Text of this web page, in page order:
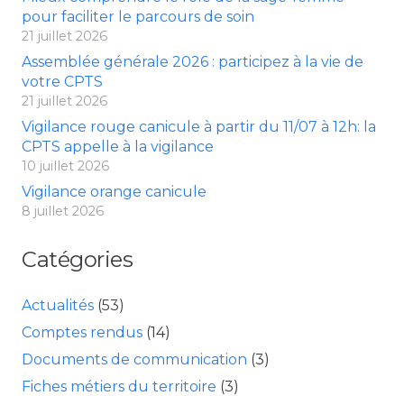
pour faciliter le parcours de soin
21 juillet 2026
Assemblée générale 2026 : participez à la vie de
votre CPTS
21 juillet 2026
Vigilance rouge canicule à partir du 11/07 à 12h: la
CPTS appelle à la vigilance
10 juillet 2026
Vigilance orange canicule
8 juillet 2026
Catégories
Actualités (53)
Comptes rendus (14)
Documents de communication (3)
Fiches métiers du territoire (3)